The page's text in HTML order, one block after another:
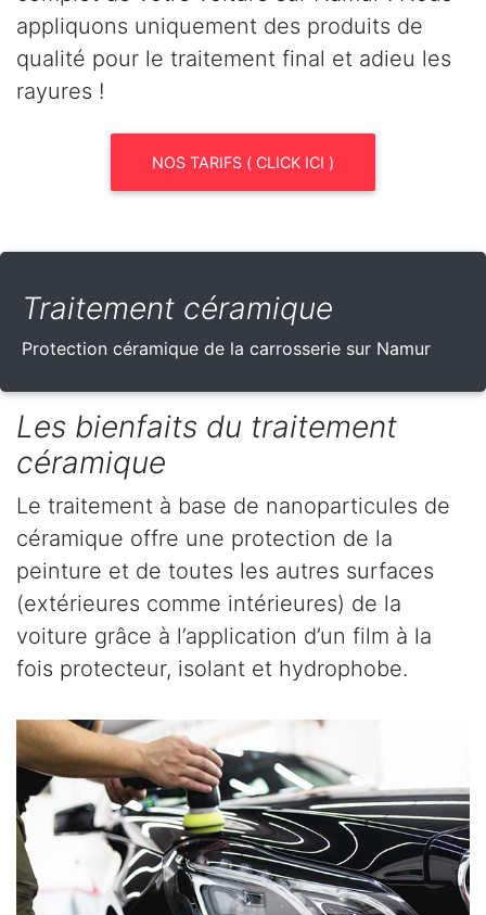
appliquons uniquement des produits de
qualité pour le traitement final et adieu les
rayures !
NOS TARIFS ( CLICK ICI )
Traitement céramique
Protection céramique de la carrosserie sur Namur
Les bienfaits du traitement
céramique
Le traitement à base de nanoparticules de
céramique offre une protection de la
peinture et de toutes les autres surfaces
(extérieures comme intérieures) de la
voiture grâce à l’application d’un film à la
fois protecteur, isolant et hydrophobe.